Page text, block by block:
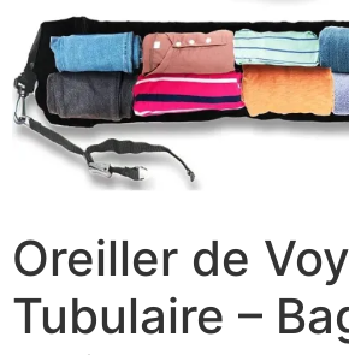
Oreiller de
Tubulaire –